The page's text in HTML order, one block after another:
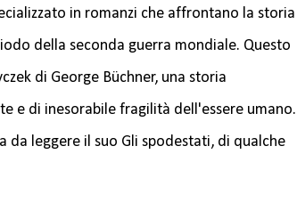
in romanzi che affrontano la storia
della seconda guerra mondiale. Questo
di George Büchner, una storia
e di inesorabile fragilità dell'essere umano.
da leggere il suo Gli spodestati, di qualche